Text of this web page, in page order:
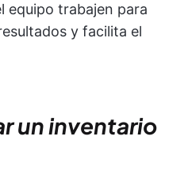
equipo trabajen para
y facilita el
un inventario